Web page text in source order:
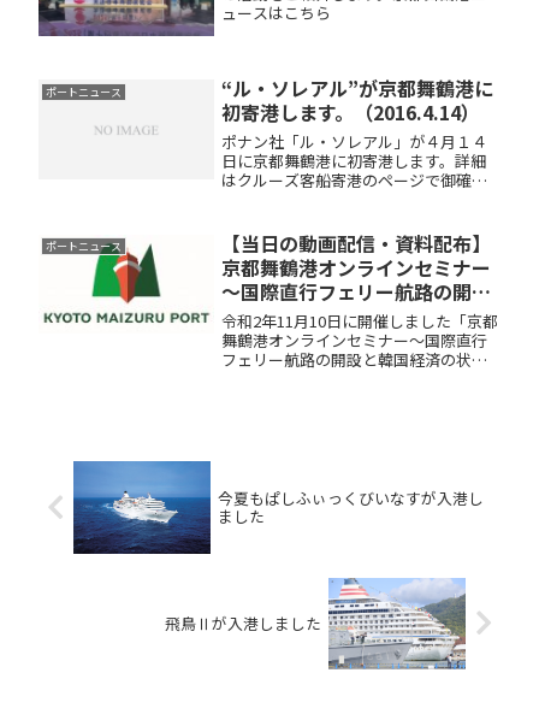
ュースはこちら
ポートニュース
“ル・ソレアル”が京都舞鶴港に
初寄港します。（2016.4.14）
ポナン社「ル・ソレアル」が４月１４
日に京都舞鶴港に初寄港します。詳細
はクルーズ客船寄港のページで御確認
ポートニュース
【当日の動画配信・資料配布】
京都舞鶴港オンラインセミナー
～国際直行フェリー航路の開設
と韓国経済の状況～
令和2年11月10日に開催しました「京都
舞鶴港オンラインセミナー～国際直行
フェリー航路の開設と韓国経済の状況
今夏もぱしふぃっくびいなすが入港し
ました
飛鳥Ⅱが入港しました